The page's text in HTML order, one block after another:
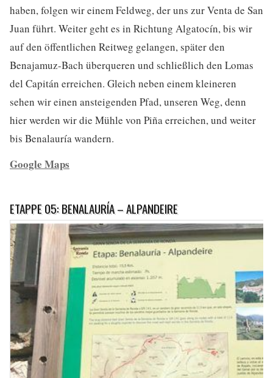
haben, folgen wir einem Feldweg, der uns zur Venta de San
Juan führt. Weiter geht es in Richtung Algatocín, bis wir
auf den öffentlichen Reitweg gelangen, später den
Benajamuz-Bach überqueren und schließlich den Lomas
del Capitán erreichen. Gleich neben einem kleineren
sehen wir einen ansteigenden Pfad, unseren Weg, denn
hier werden wir die Mühle von Piña erreichen, und weiter
bis Benalauría wandern.
Google Maps
ETAPPE 05: BENALAURÍA – ALPANDEIRE